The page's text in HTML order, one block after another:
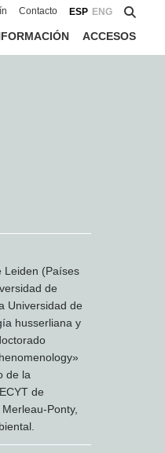
Contacto ESP ENG
ACCESOS
Leiden (Países
de
Universidad de
husserliana y
de la
de
Ponty,